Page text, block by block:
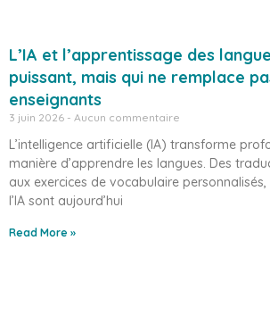
L’IA et l’apprentissage des
puissant, mais qui ne remplace
enseignants
3 juin 2026 Aucun commentaire
L’intelligence artificielle (IA) transforme
manière d’apprendre les langues. Des
aux exercices de vocabulaire
l’IA sont aujourd’hui
Read More »